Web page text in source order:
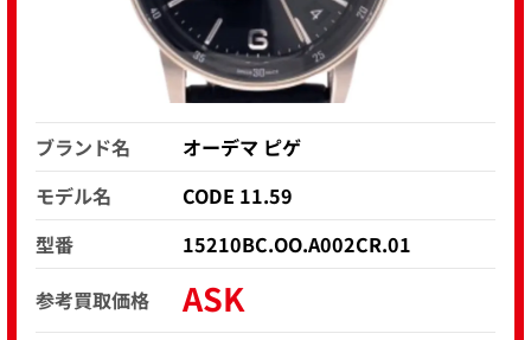
ブランド名
オーデマ ピゲ
モデル名
CODE 11.59
型番
15210BC.OO.A002CR.01
参考買取価格
ASK